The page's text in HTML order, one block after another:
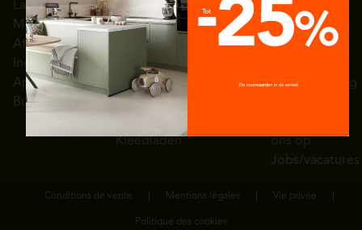
Landelijke
Modern
Afwerkingen
Indeling
Apparatuur
Budgetten
Woonkamer
Inkomhal
Eetkamer
Badkamer
Slaapkamer
Armaturen
Schoenenrek
Uitschuifbare
kledingkast
Kledingkastlift
Garderobehand-
Kleedladen
Showrooms
Toonzaalmodellen
Getuigenissen
Inspiratie galerij
3D-configurator
Catalogus
Over èggo
Persruimte
Diensten
ondersteuning
ons op
Jobs/vacatures
Conditions de vente Mentions légales Vie privée
Politique des cookies